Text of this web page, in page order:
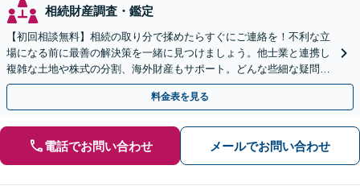
相続財産調査・鑑定
【初回相談無料】相続の取り分で揉めたらすぐにご連絡を！不利な立
場になる前に最善の解決策を一緒に見つけましょう。他士業と連携し
複雑な土地や株式の分割、海外財産もサポート。どんな些細な疑問で
も構いません。お気軽にご相談ください。
料金表を見る
電話でお問い合わせ メールでお問い合わせ